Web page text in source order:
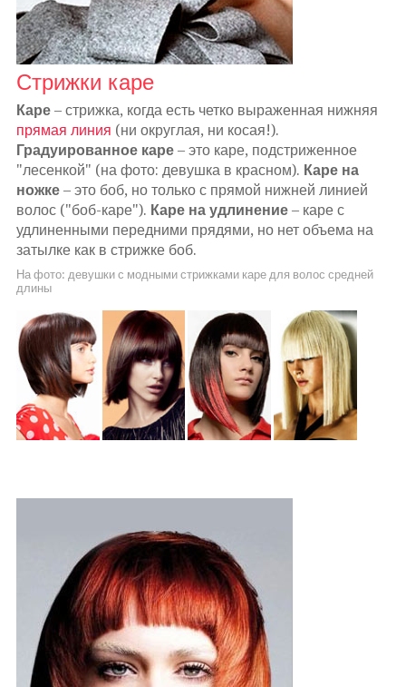
Стрижки каре
Каре– стрижка, когда есть четко выраженная нижняя
прямая линия (ни округлая, ни косая!).
Градуированное каре– это каре, подстриженное
"лесенкой" (на фото: девушка в красном). Каре на
ножке– это боб, но только с прямой нижней линией
волос ("боб-каре"). Каре на удлинение– каре с
удлиненными передними прядями, но нет объема на
затылке как в стрижке боб.
На фото: девушки с модными стрижками каре для волос средней
длины